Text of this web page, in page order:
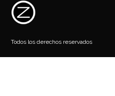
Todos los derechos reservados